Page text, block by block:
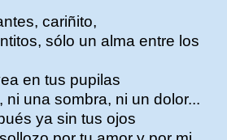
cariñito,
sólo un alma entre los
en tus pupilas
ni una sombra, ni un dolor...
ya sin tus ojos